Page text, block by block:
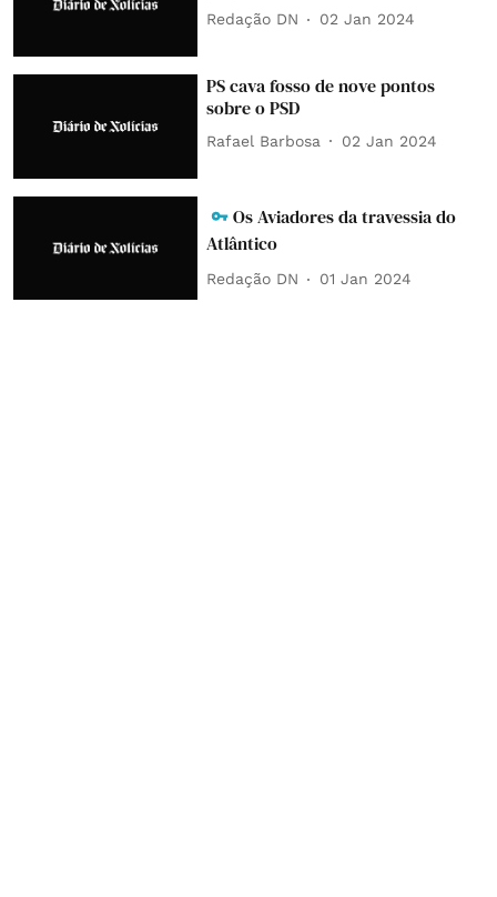
Redação DN 02 Jan 2024
PS cava fosso de nove pontos
sobre o PSD
Rafael Barbosa 02 Jan 2024
Os Aviadores da travessia do
Atlântico
Redação DN 01 Jan 2024